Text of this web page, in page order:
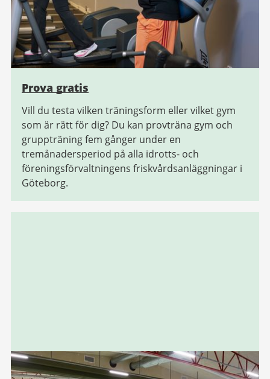
Prova gratis
Vill du testa vilken träningsform eller vilket gym
som är rätt för dig? Du kan provträna gym och
gruppträning fem gånger under en
tremånadersperiod på alla idrotts- och
föreningsförvaltningens friskvårdsanläggningar i
Göteborg.